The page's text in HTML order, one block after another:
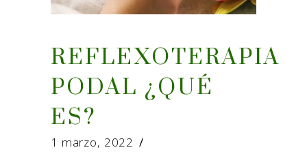
REFLEXOTERAPIA
PODAL ¿QUÉ
ES?
1 marzo, 2022